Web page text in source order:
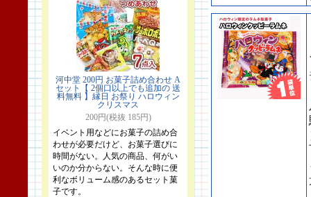
河中堂 200円 お菓子詰め合わせ A
セット【 2個口以上でも追加の 送
料無料 】縁日 お祭り ハロウィン
クリスマス
200円(税抜 185円)
イベント用などにお菓子の詰め合
わせが必要だけど、お菓子選びに
時間がない。人気の商品、何がい
いのか分からない。そんな時に便
利なボリューム感のあるセット菓
子です。